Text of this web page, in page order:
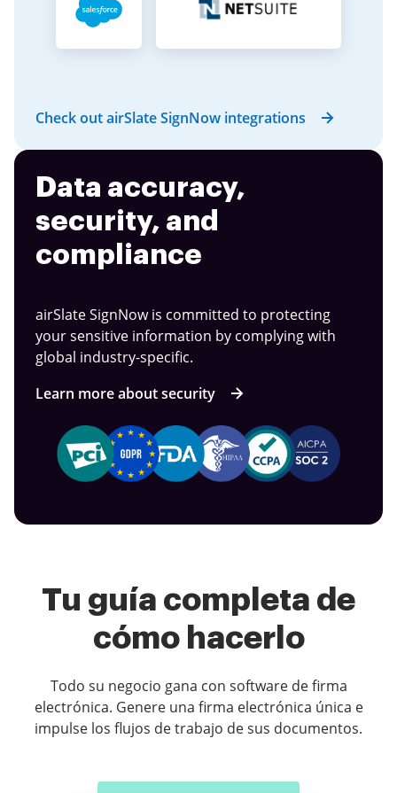
Check out airSlate SignNow integrations
Data accuracy,
security, and
compliance
airSlate SignNow is committed to protecting
your sensitive information by complying with
global industry-specific.
Learn more about security
Tu guía completa de
cómo hacerlo
Todo su negocio gana con software de firma
electrónica. Genere una firma electrónica única e
impulse los flujos de trabajo de sus documentos.